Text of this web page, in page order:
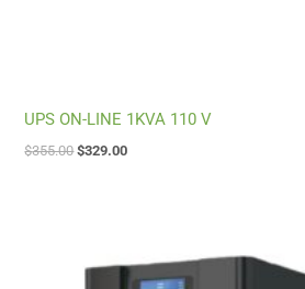
UPS ON-LINE 1KVA 110 V
$355.00 $329.00
$410.00.$380.00.